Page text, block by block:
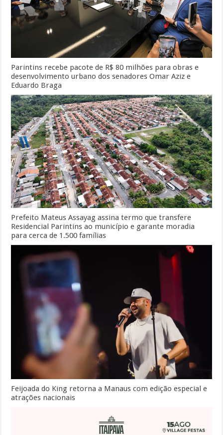
Parintins recebe pacote de R$ 80 milhões para obras e
desenvolvimento urbano dos senadores Omar Aziz e
Eduardo Braga
Prefeito Mateus Assayag assina termo que transfere
Residencial Parintins ao município e garante moradia
para cerca de 1.500 famílias
Feijoada do King retorna a Manaus com edição especial e
atrações nacionais